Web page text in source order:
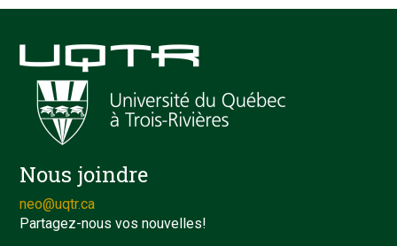
Nous joindre
neo@uqtr.ca
Partagez-nous vos nouvelles!